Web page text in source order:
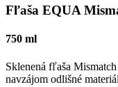
Fľaša EQUA
750 ml
Sklenená fľaša
navzájom odlišné